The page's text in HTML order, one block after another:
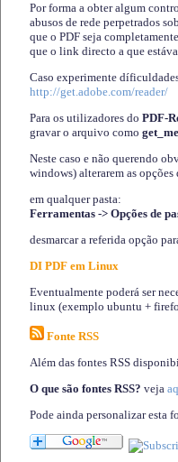
Por forma a obter algum
abusos de rede perpetrados
que o PDF seja
que o link directo a que
Caso experimente
http://get.adobe.com/reader/
Para os utilizadores do PDF-
gravar o arquivo como
Neste caso e não querendo
windows) alterarem as
em qualquer pasta:
Ferramentas -> Opções de
desmarcar a referida opção
DI PDF em Linux
Eventualmente poderá ser
linux (exemplo ubuntu +
Fonte RSS
Além das fontes RSS
O que são fontes RSS? veja
Pode ainda personalizar esta